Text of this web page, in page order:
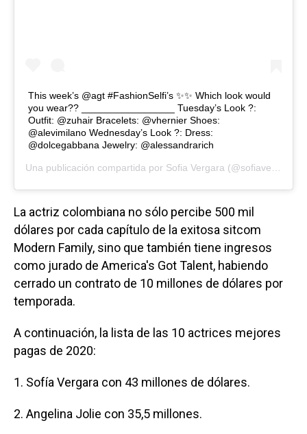
This week’s @agt #FashionSelfi’s ✨✨ Which look would
you wear?? _________________ Tuesday’s Look ?:
Outfit: @zuhair Bracelets: @vhernier Shoes:
@alevimilano Wednesday’s Look ?: Dress:
@dolcegabbana Jewelry: @alessandrarich
Una publicación compartida por Sofia Vergara (@sofiavergara) el
La actriz colombiana no sólo percibe 500 mil
dólares por cada capítulo de la exitosa sitcom
Modern Family, sino que también tiene ingresos
como jurado de America's Got Talent, habiendo
cerrado un contrato de 10 millones de dólares por
temporada.
A continuación, la lista de las 10 actrices mejores
pagas de 2020:
1. Sofía Vergara con 43 millones de dólares.
2. Angelina Jolie con 35,5 millones.